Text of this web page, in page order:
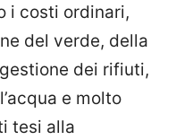
i costi ordinari,
del verde, della
dei rifiuti,
e molto
tesi alla